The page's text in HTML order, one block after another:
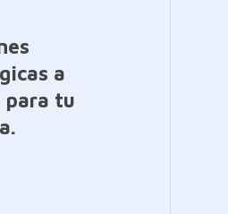
a
para tu